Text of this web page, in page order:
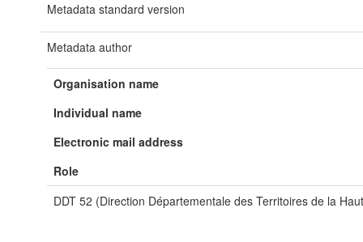
Metadata standard version
Metadata author
Organisation name
Individual name
Electronic mail address
Role
DDT 52 (Direction Départementale des Territoires de la